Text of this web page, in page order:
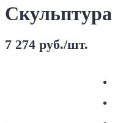
7 274 руб./шт.